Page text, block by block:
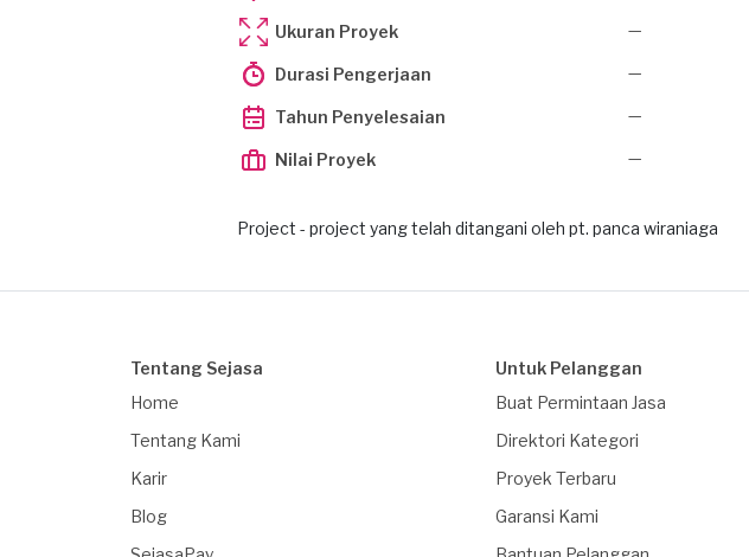
Ukuran Proyek —
Durasi Pengerjaan —
Tahun Penyelesaian —
Nilai Proyek —
Project - project yang telah ditangani oleh pt. panca wiraniaga
Tentang Sejasa
Home
Tentang Kami
Karir
Blog
Untuk Pelanggan
Buat Permintaan Jasa
Direktori Kategori
Proyek Terbaru
Garansi Kami